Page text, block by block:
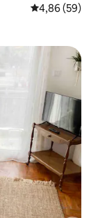
Évaluation
4,86 (59)